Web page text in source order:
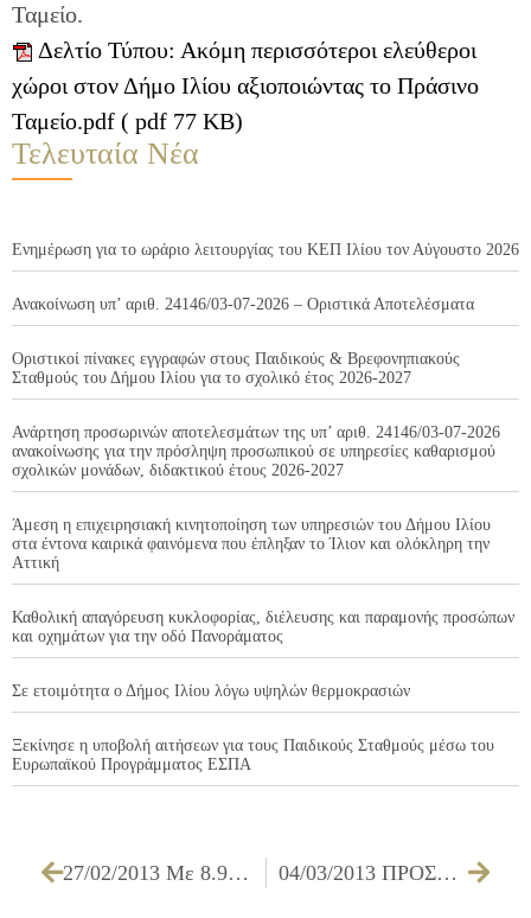
Ταμείο.
Δελτίο Τύπου: Ακόμη περισσότεροι ελεύθεροι
χώροι στον Δήμο Ιλίου αξιοποιώντας το Πράσινο
Ταμείο.pdf ( pdf 77 KB)
Τελευταία Νέα
Ενημέρωση για το ωράριο λειτουργίας του ΚΕΠ Ιλίου τον Αύγουστο 2026
Ανακοίνωση υπ’ αριθ. 24146/03-07-2026 – Οριστικά Αποτελέσματα
Οριστικοί πίνακες εγγραφών στους Παιδικούς & Βρεφονηπιακούς
Σταθμούς του Δήμου Ιλίου για το σχολικό έτος 2026-2027
Ανάρτηση προσωρινών αποτελεσμάτων της υπ’ αριθ. 24146/03-07-2026
ανακοίνωσης για την πρόσληψη προσωπικού σε υπηρεσίες καθαρισμού
σχολικών μονάδων, διδακτικού έτους 2026-2027
Άμεση η επιχειρησιακή κινητοποίηση των υπηρεσιών του Δήμου Ιλίου
στα έντονα καιρικά φαινόμενα που έπληξαν το Ίλιον και ολόκληρη την
Αττική
Καθολική απαγόρευση κυκλοφορίας, διέλευσης και παραμονής προσώπων
και οχημάτων για την οδό Πανοράματος
Σε ετοιμότητα ο Δήμος Ιλίου λόγω υψηλών θερμοκρασιών
Ξεκίνησε η υποβολή αιτήσεων για τους Παιδικούς Σταθμούς μέσω του
Ευρωπαϊκού Προγράμματος ΕΣΠΑ
27/02/2013 Με 8.903.477€ στο ταμείο του έκλεισε ο Δήμος Ιλίου το 2012 04/03/2013 ΠΡΟΣΚΛΗΣΗ ΕΠΙΤΡΟΠΗΣ ΠΟΙΟΤΗΤΑΣ ΖΩΗΣ ΓΙΑ ΤΗΝ 08/03/2013